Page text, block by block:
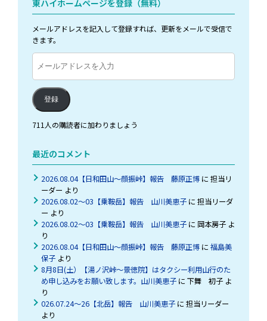
東ハイホームページを登録（無料）
メールアドレスを記入して登録すれば、更新をメールで受信で
きます。
メ
ー
ア
ド
レ
を
入
力
登録
711人の購読者に加わりましょう
最近のコメント
2026.08.04【日和田山～顔振峠】報告 藤原正博 に 担当リ
ーダー より
2026.08.02～03【乗鞍岳】報告 山川美恵子 に 担当リーダ
ー より
2026.08.02～03【乗鞍岳】報告 山川美恵子 に 岡本房子 よ
り
2026.08.04【日和田山～顔振峠】報告 藤原正博 に 福島美
保子 より
8月8日(土）【湯ノ沢峠〜景徳院】はタクシー利用山行のた
め申し込みをお願い致します。山川美恵子 に 下舞 初子 よ
り
026.07.24～26【北岳】報告 山川美恵子 に 担当リーダー
より